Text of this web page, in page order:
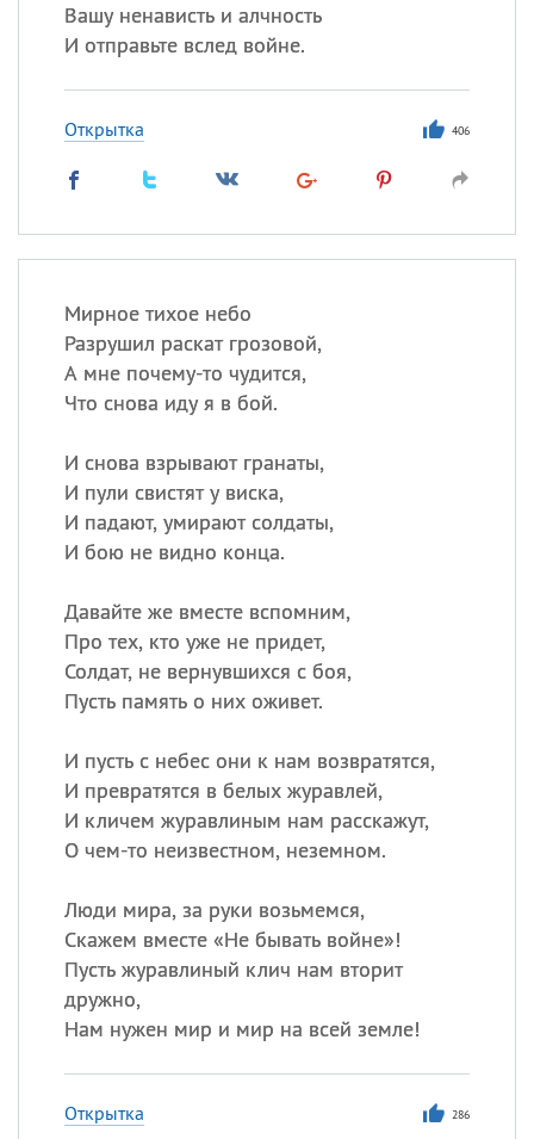
Вашу ненависть и алчность
И отправьте вслед войне.
Открытка 406
Мирное тихое небо
Разрушил раскат грозовой,
А мне почему-то чудится,
Что снова иду я в бой.
И снова взрывают гранаты,
И пули свистят у виска,
И падают, умирают солдаты,
И бою не видно конца.
Давайте же вместе вспомним,
Про тех, кто уже не придет,
Солдат, не вернувшихся с боя,
Пусть память о них оживет.
И пусть с небес они к нам возвратятся,
И превратятся в белых журавлей,
И кличем журавлиным нам расскажут,
О чем-то неизвестном, неземном.
Люди мира, за руки возьмемся,
Скажем вместе «Не бывать войне»!
Пусть журавлиный клич нам вторит
дружно,
Нам нужен мир и мир на всей земле!
Открытка 286